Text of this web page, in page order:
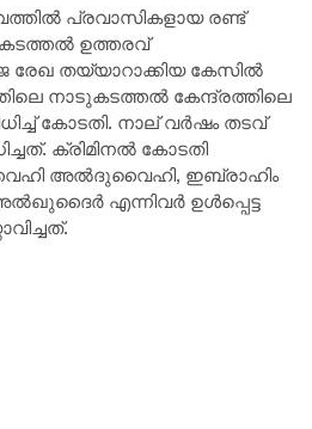
പ്രവാസികളായ രണ്ട്
ഉത്തരവ്
രേഖ തയ്യാറാക്കിയ കേസിൽ
നാടുകടത്തൽ കേന്ദ്രത്തിലെ
കോടതി. നാല് വർഷം തടവ്
ക്രിമിനൽ കോടതി
അൽദുവൈഹി, ഇബ്രാഹിം
എന്നിവർ ഉൾപ്പെട്ട